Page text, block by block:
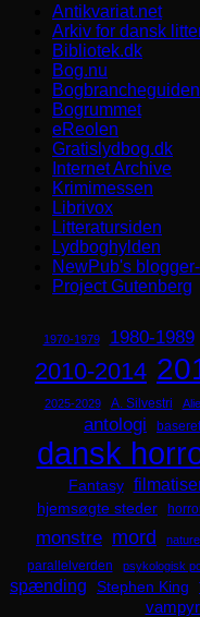
Antikvariat.net
Arkiv for dansk
Bibliotek.dk
Bog.nu
Bogbrancheguiden
Bogrummet
eReolen
Gratislydbog.dk
Internet Archive
Krimimessen
Librivox
Litteratursiden
Lydboghylden
NewPub's
Project Gutenberg
1970-1979 1980-1989
2010-2014
2025-2029 A. Silvestri
antologi
dansk
Fantasy
hjemsøgte steder
monstre mord
parallelverden psykologisk
spænding Stephen King